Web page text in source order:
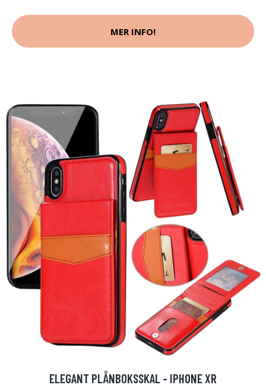
MER INFO!
ELEGANT PLÅNBOKSSKAL - IPHONE XR